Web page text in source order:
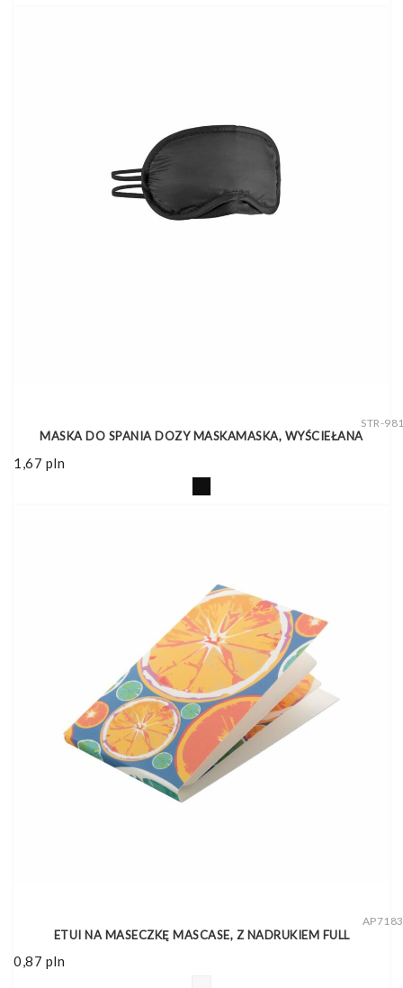
STR-
MASKA DO SPANIA DOZY MASKAMASKA, WYŚCIEŁANA
1,67 pln
ETUI NA MASECZKĘ MASCASE, Z NADRUKIEM FULL
0,87 pln